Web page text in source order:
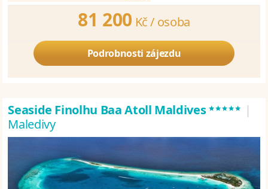
81 200 Kč / osoba
Podrobnosti zájezdu
Seaside Finolhu Baa Atoll Maldives***** |
Maledivy